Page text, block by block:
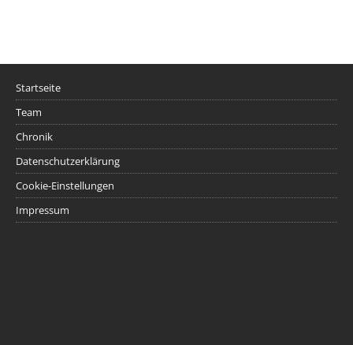
Startseite
Team
Chronik
Datenschutzerklärung
Cookie-Einstellungen
Impressum